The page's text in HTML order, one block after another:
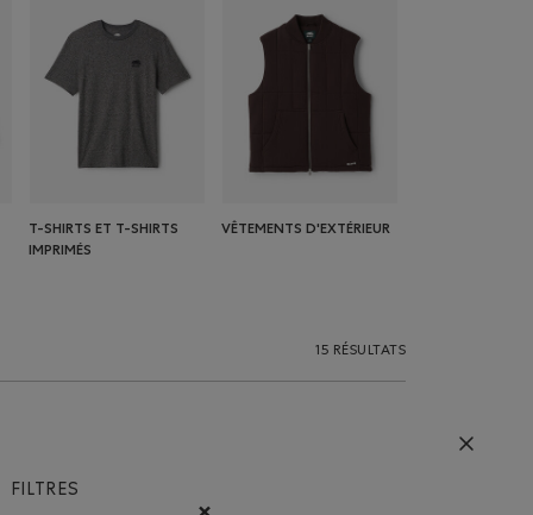
T-SHIRTS ET T-SHIRTS
IMPRIMÉS
VÊTEMENTS D'EXTÉRIEUR
15 RÉSULTATS
FILTRES